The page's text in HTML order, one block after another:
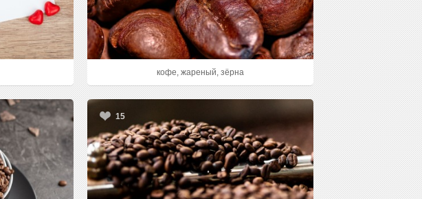
кофе, жареный, зёрна
15